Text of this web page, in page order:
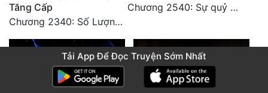
Tăng Cấp
Chương 2340: Số Lượng Bất Túc!
Chương 2540: Sự quỷ dị của Lý Trường Phong
Tải App Để Đọc Truyện Sớm Nhất